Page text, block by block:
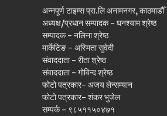
अन्नपूर्ण टाइम्स प्रा.लि अनामनगर, काठमाडौँ
अध्यक्ष/प्रधान सम्पादक - घनश्याम श्रेष्ठ
सम्पादक - नलिना श्रेष्ठ
मार्केटिङ - अस्मिता सुवेदी
संवाददाता - रीता श्रेष्ठ
संवाददाता - गोविन्द श्रेष्ठ
फोटो पत्रकार- अजय लेन्सम्यान
फोटो पत्रकार- शंकर भुजेल
सम्पर्क - ९८५११५०४७१